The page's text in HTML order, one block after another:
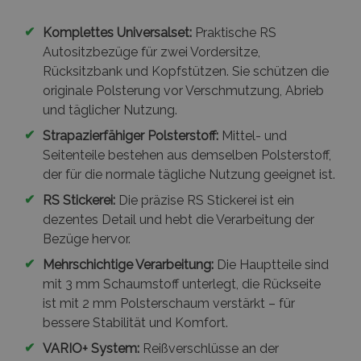
✔ Komplettes Universalset: Praktische RS
Autositzbezüge für zwei Vordersitze,
Rücksitzbank und Kopfstützen. Sie schützen die
originale Polsterung vor Verschmutzung, Abrieb
und täglicher Nutzung.
✔ Strapazierfähiger Polsterstoff: Mittel- und
Seitenteile bestehen aus demselben Polsterstoff,
der für die normale tägliche Nutzung geeignet ist.
✔
RS Stickerei: Die präzise RS Stickerei ist ein
dezentes Detail und hebt die Verarbeitung der
Bezüge hervor.
✔
Mehrschichtige Verarbeitung: Die Hauptteile sind
mit 3 mm Schaumstoff unterlegt, die Rückseite
ist mit 2 mm Polsterschaum verstärkt – für
bessere Stabilität und Komfort.
✔ VARIO+ System: Reißverschlüsse an der
PHPSESSID
PHP.net
.vtvauto.at
www.vtvauto.at